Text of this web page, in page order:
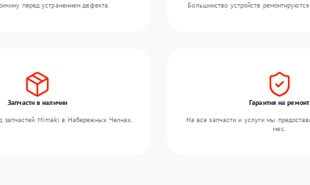
перед устранением дефекта.
Большинство устройств
Запчасти в наличии
запчастей Mimaki в Набережных Челнах.
Гарантия на ремонт
На все запчасти и услуги мы
мес.